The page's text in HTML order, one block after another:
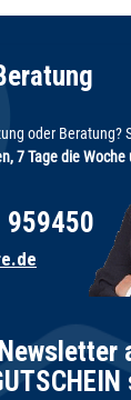
oder Beratung?
7 Tage die
959450